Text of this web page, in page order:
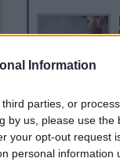
Information
parties, or
by us, please use the
your opt-out request
personal information